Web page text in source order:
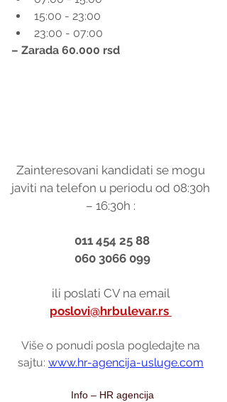
15:00 - 23:00
23:00 - 07:00
– Zarada 60.000 rsd
Zainteresovani kandidati se mogu
javiti na telefon u periodu od 08:30h
– 16:30h :
011 454 25 88
060 3066 099
ili poslati CV na email
poslovi@hrbulevar.rs
Više o ponudi posla pogledajte na
sajtu: www.hr-agencija-usluge.com
Info – HR agencija